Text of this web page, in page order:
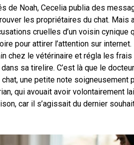
de Noah, Cecelia publia des
les propriétaires du chat. Mais
cruelles d’un voisin cynique
pour attirer l’attention sur internet.
chez le vétérinaire et régla les
sa tirelire. C’est là que le
une petite note soigneusement
qui avouait avoir volontairement
car il s’agissait du dernier